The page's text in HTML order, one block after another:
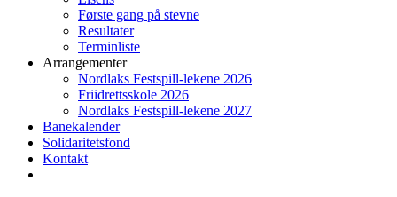
Første gang på stevne
Resultater
Terminliste
Arrangementer
Nordlaks Festspill-lekene 2026
Friidrettsskole 2026
Nordlaks Festspill-lekene 2027
Banekalender
Solidaritetsfond
Kontakt